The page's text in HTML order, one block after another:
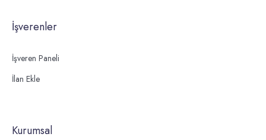
İşverenler
İşveren Paneli
İlan Ekle
Kurumsal